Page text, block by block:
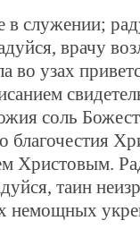
служении;
врачу
во узах
соль
благочестия
Христовым.
таин
немощных